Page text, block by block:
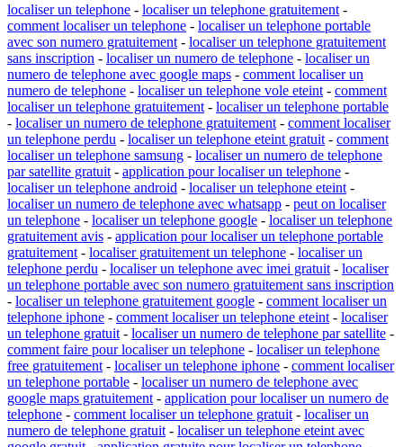
localiser un telephone - localiser un telephone gratuitement -
comment localiser un telephone - localiser un telephone portable
avec son numero gratuitement - localiser un telephone gratuitement
sans inscription - localiser un numero de telephone - localiser un
numero de telephone avec google maps - comment localiser un
numero de telephone - localiser un telephone vole eteint - comment
localiser un telephone gratuitement - localiser un telephone portable
- localiser un numero de telephone gratuitement - comment localiser
un telephone perdu - localiser un telephone eteint gratuit - comment
localiser un telephone samsung - localiser un numero de telephone
par satellite gratuit - application pour localiser un telephone -
localiser un telephone android - localiser un telephone eteint -
localiser un numero de telephone avec whatsapp - peut on localiser
un telephone - localiser un telephone google - localiser un telephone
gratuitement avis - application pour localiser un telephone portable
gratuitement - localiser gratuitement un telephone - localiser un
telephone perdu - localiser un telephone avec imei gratuit - localiser
un telephone portable avec son numero gratuitement sans inscription
- localiser un telephone gratuitement google - comment localiser un
telephone iphone - comment localiser un telephone eteint - localiser
un telephone gratuit - localiser un numero de telephone par satellite -
comment faire pour localiser un telephone - localiser un telephone
free gratuitement - localiser un telephone iphone - comment localiser
un telephone portable - localiser un numero de telephone avec
google maps gratuitement - application pour localiser un numero de
telephone - comment localiser un telephone gratuit - localiser un
numero de telephone gratuit - localiser un telephone eteint avec